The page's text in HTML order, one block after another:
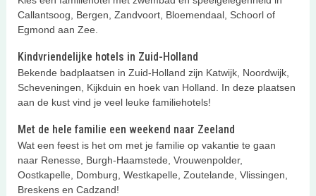
Callantsoog, Bergen, Zandvoort, Bloemendaal, Schoorl of
Egmond aan Zee.
Kindvriendelijke hotels in Zuid-Holland
Bekende badplaatsen in Zuid-Holland zijn Katwijk, Noordwijk,
Scheveningen, Kijkduin en hoek van Holland. In deze plaatsen
aan de kust vind je veel leuke familiehotels!
Met de hele familie een weekend naar Zeeland
Wat een feest is het om met je familie op vakantie te gaan
naar Renesse, Burgh-Haamstede, Vrouwenpolder,
Oostkapelle, Domburg, Westkapelle, Zoutelande, Vlissingen,
Breskens en Cadzand!